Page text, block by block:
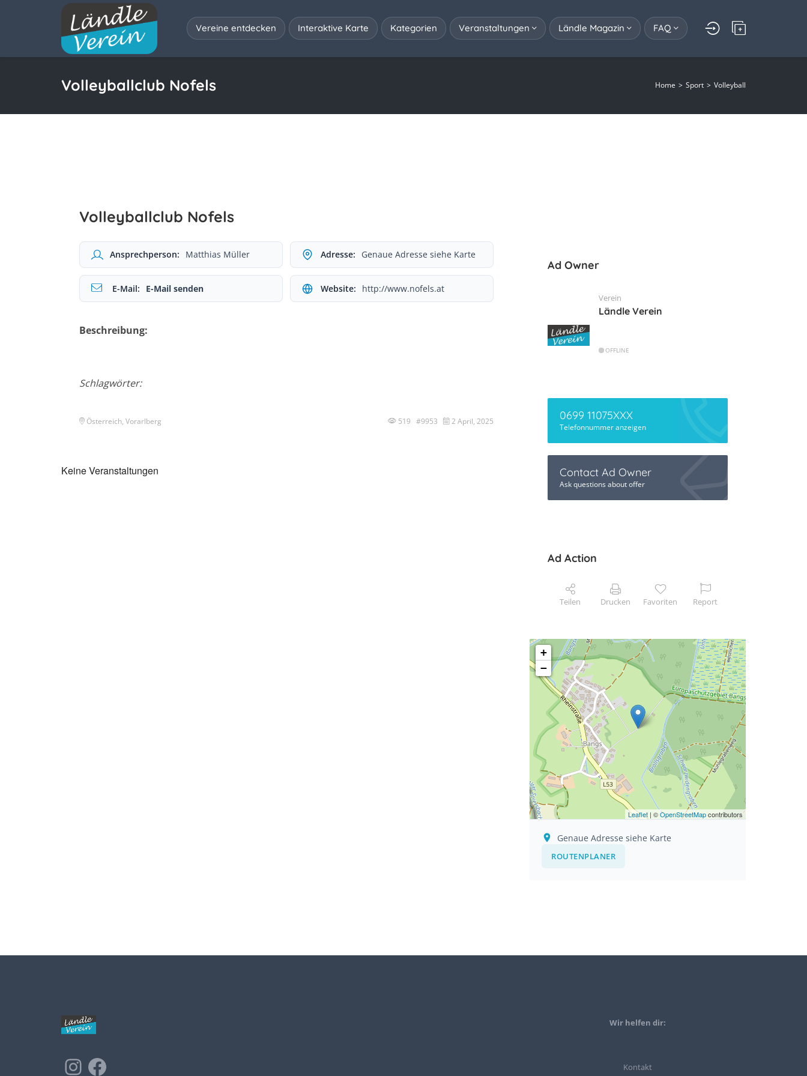
Vereine entdecken Interaktive Karte Kategorien Veranstaltungen Ländle Magazin FAQ
Volleyballclub Nofels Home Sport Volleyball
Volleyballclub Nofels
Ansprechperson: Matthias Müller Adresse: Genaue Adresse siehe Karte
E-Mail: E-Mail senden Website: http://www.nofels.at
Beschreibung:
Schlagwörter:
Österreich, Vorarlberg 519 #9953 2 April, 2025
Keine Veranstaltungen
Ad Owner
Verein
Ländle Verein
OFFLINE
0699 11075XXX
Telefonnummer anzeigen
Contact Ad Owner
Ask questions about offer
Ad Action
Teilen Drucken Favoriten Report
+
−
Leaflet | ©OpenStreetMapcontributors
Genaue Adresse siehe Karte
ROUTENPLANER
Wir helfen dir:
Kontakt